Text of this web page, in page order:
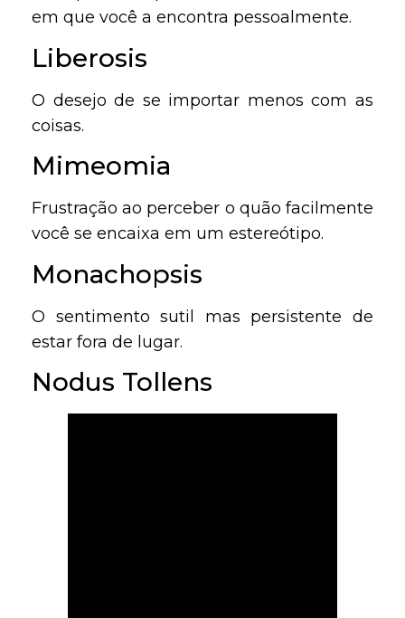
em que você a encontra pessoalmente.
Liberosis
O desejo de se importar menos com as
coisas.
Mimeomia
Frustração ao perceber o quão facilmente
você se encaixa em um estereótipo.
Monachopsis
O sentimento sutil mas persistente de
estar fora de lugar.
Nodus Tollens